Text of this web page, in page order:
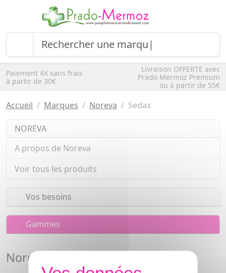
Paiement 4X sans frais
à partir de 30€
Livraison OFFERTE avec
Prado Mermoz Premium
ou à partir de 55€
Accueil Marques Noreva Sedax
NOREVA
A propos de Noreva
Voir tous les produits
Vos besoins
Gammes
Noreva Sedax